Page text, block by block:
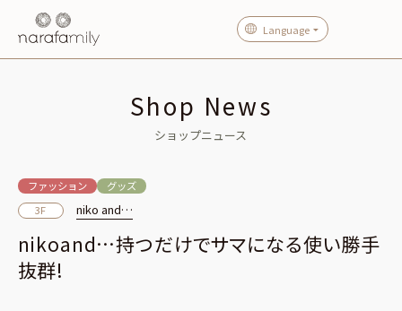
Language
Shop News
ショップニュース
ファッション
グッズ
3F
niko and…
nikoand…持つだけでサマになる使い勝手
抜群!